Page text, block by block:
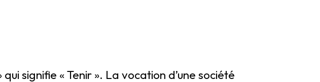
signifie « Tenir ». La vocation d’une société